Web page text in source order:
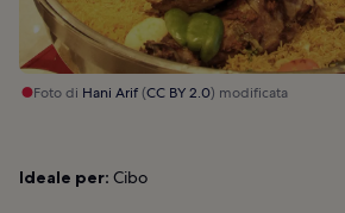
Foto di Hani Arif(CC BY 2.0) modificata
Ideale per: Cibo